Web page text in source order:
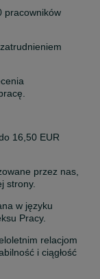
pracowników
16,50 EUR
przez nas,
strony.
w języku
Pracy.
relacjom
i ciągłość